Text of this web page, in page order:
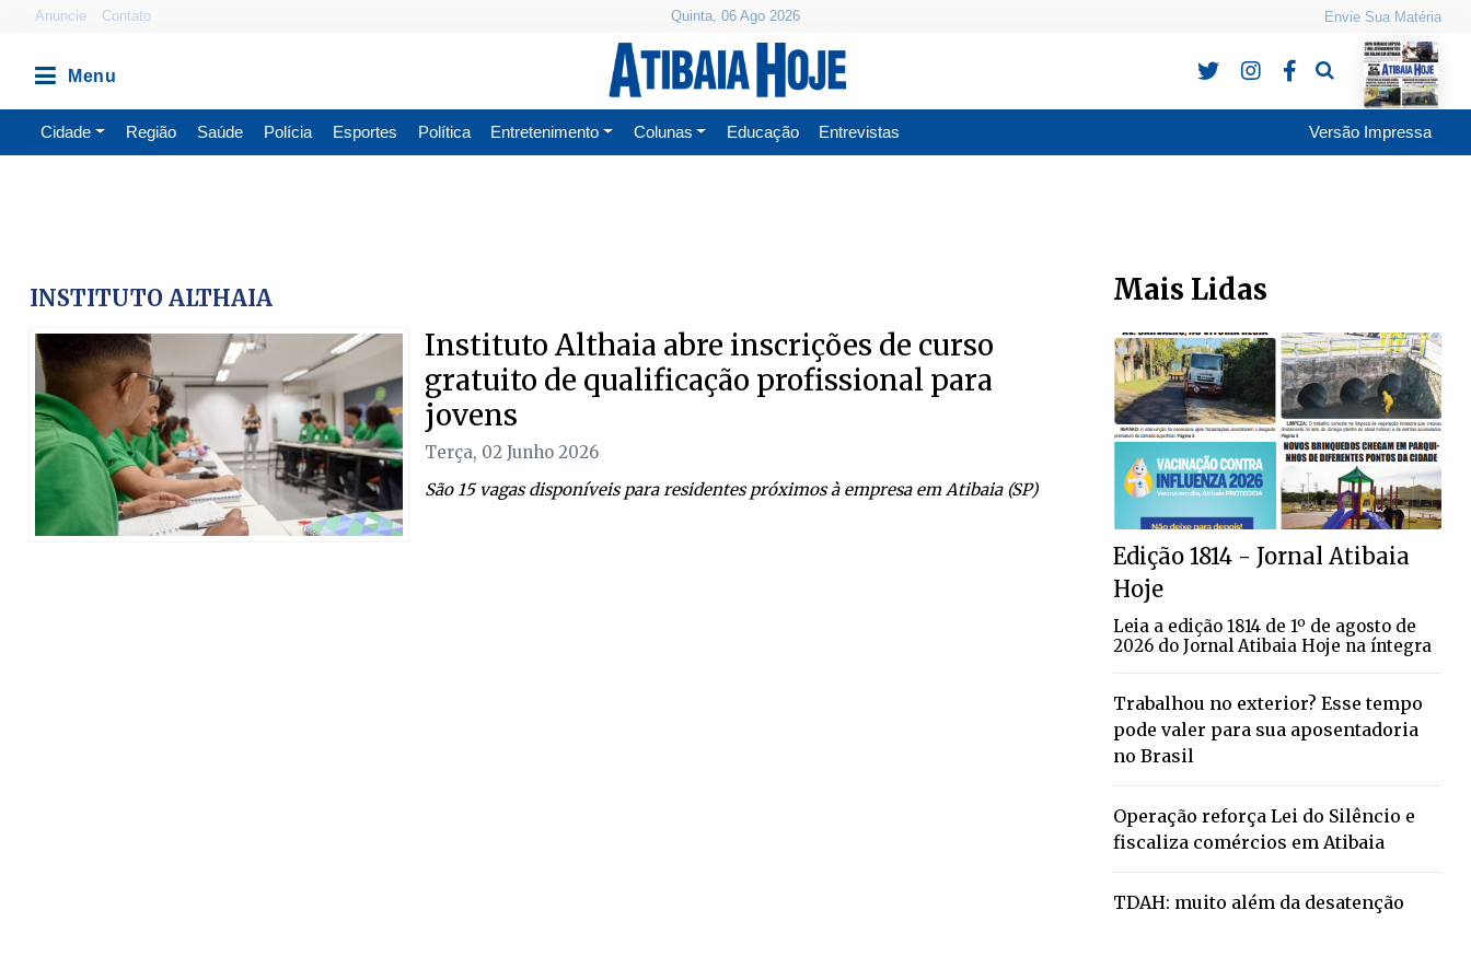
Anuncie Contato Quinta, 06 Ago 2026 Envie Sua Matéria
Pesquisa
Cidade Região Saúde Polícia Esportes Política Entretenimento Colunas Educação Entrevistas Versão Impressa
INSTITUTO ALTHAIA
Instituto Althaia abre inscrições de curso
gratuito de qualificação profissional para
jovens
Terça, 02 Junho 2026
São 15 vagas disponíveis para residentes próximos à empresa em Atibaia (SP)
Mais Lidas
Edição 1814 - Jornal Atibaia
Hoje
Leia a edição 1814 de 1º de agosto de
2026 do Jornal Atibaia Hoje na íntegra
Trabalhou no exterior? Esse tempo
pode valer para sua aposentadoria
no Brasil
Operação reforça Lei do Silêncio e
fiscaliza comércios em Atibaia
TDAH: muito além da desatenção